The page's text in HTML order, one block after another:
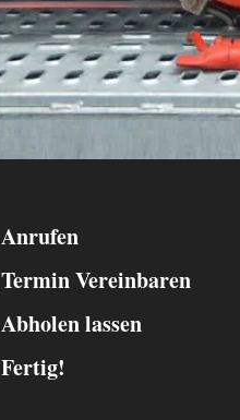
Anrufen
Termin Vereinbaren
Abholen lassen
Fertig!